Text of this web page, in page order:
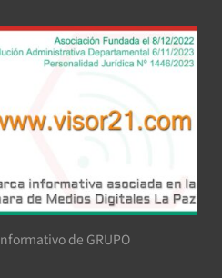
de GRUPO